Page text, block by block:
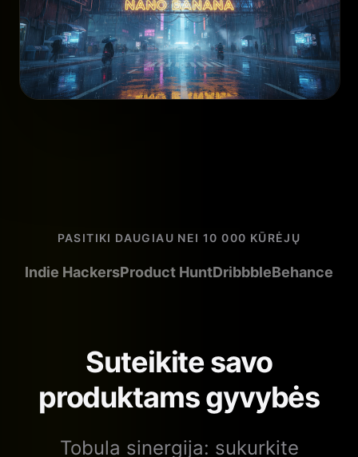
PASITIKI DAUGIAU NEI 10 000 KŪRĖJŲ
Indie HackersProduct HuntDribbbleBehance
Suteikite savo
produktams gyvybės
Tobula sinergija: sukurkite